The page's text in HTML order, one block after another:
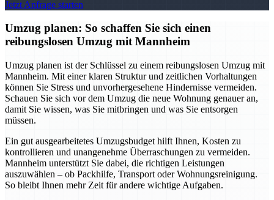
Jetzt Anfrage starten
Umzug planen: So schaffen Sie sich einen
reibungslosen Umzug mit Mannheim
Umzug planen ist der Schlüssel zu einem reibungslosen Umzug mit
Mannheim. Mit einer klaren Struktur und zeitlichen Vorhaltungen
können Sie Stress und unvorhergesehene Hindernisse vermeiden.
Schauen Sie sich vor dem Umzug die neue Wohnung genauer an,
damit Sie wissen, was Sie mitbringen und was Sie entsorgen
müssen.
Ein gut ausgearbeitetes Umzugsbudget hilft Ihnen, Kosten zu
kontrollieren und unangenehme Überraschungen zu vermeiden.
Mannheim unterstützt Sie dabei, die richtigen Leistungen
auszuwählen – ob Packhilfe, Transport oder Wohnungsreinigung.
So bleibt Ihnen mehr Zeit für andere wichtige Aufgaben.